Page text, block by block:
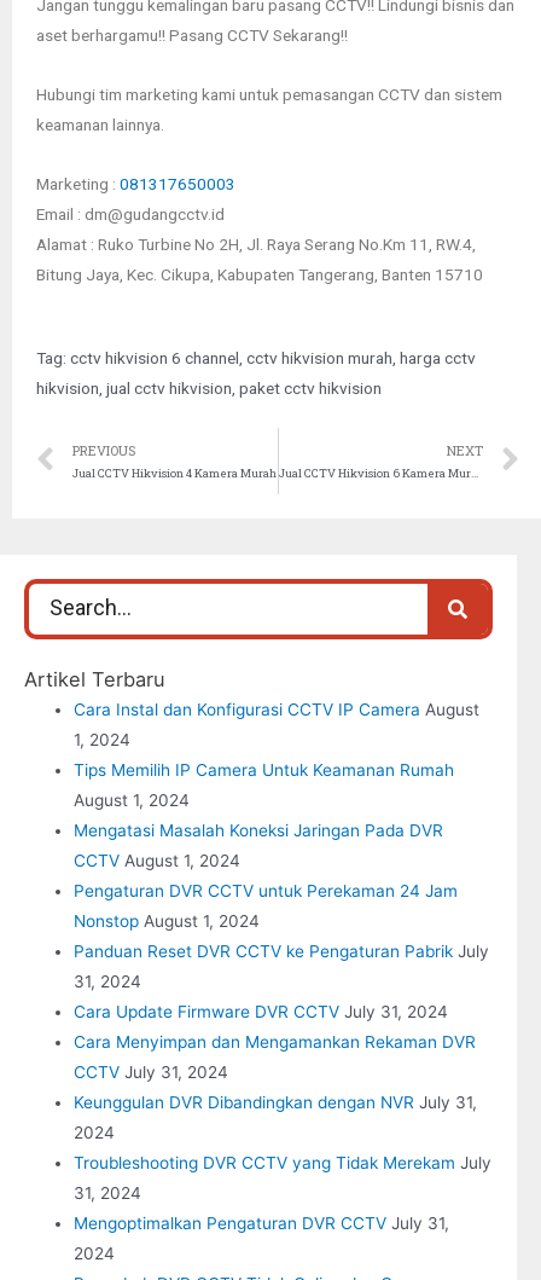
Jangan tunggu kemalingan baru pasang CCTV!! Lindungi bisnis dan
aset berhargamu!! Pasang CCTV Sekarang!!
Hubungi tim marketing kami untuk pemasangan CCTV dan sistem
keamanan lainnya.
Marketing : 081317650003
Email : dm@gudangcctv.id
Alamat : Ruko Turbine No 2H, Jl. Raya Serang No.Km 11, RW.4,
Bitung Jaya, Kec. Cikupa, Kabupaten Tangerang, Banten 15710
Tag: cctv hikvision 6 channel, cctv hikvision murah, harga cctv
hikvision, jual cctv hikvision, paket cctv hikvision
PREVIOUS
Jual CCTV Hikvision 4 Kamera Murah
NEXT
Jual CCTV Hikvision 6 Kamera Murah
Artikel Terbaru
Cara Instal dan Konfigurasi CCTV IP Camera August
1, 2024
Tips Memilih IP Camera Untuk Keamanan Rumah
August 1, 2024
Mengatasi Masalah Koneksi Jaringan Pada DVR
CCTV August 1, 2024
Pengaturan DVR CCTV untuk Perekaman 24 Jam
Nonstop August 1, 2024
Panduan Reset DVR CCTV ke Pengaturan Pabrik July
31, 2024
Cara Update Firmware DVR CCTV July 31, 2024
Cara Menyimpan dan Mengamankan Rekaman DVR
CCTV July 31, 2024
Keunggulan DVR Dibandingkan dengan NVR July 31,
2024
Troubleshooting DVR CCTV yang Tidak Merekam July
31, 2024
Mengoptimalkan Pengaturan DVR CCTV July 31,
2024